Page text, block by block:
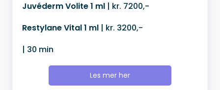
Juvéderm Volite 1 ml | kr. 7200,-
Restylane Vital 1 ml | kr. 3200,-
| 30 min
Les mer her